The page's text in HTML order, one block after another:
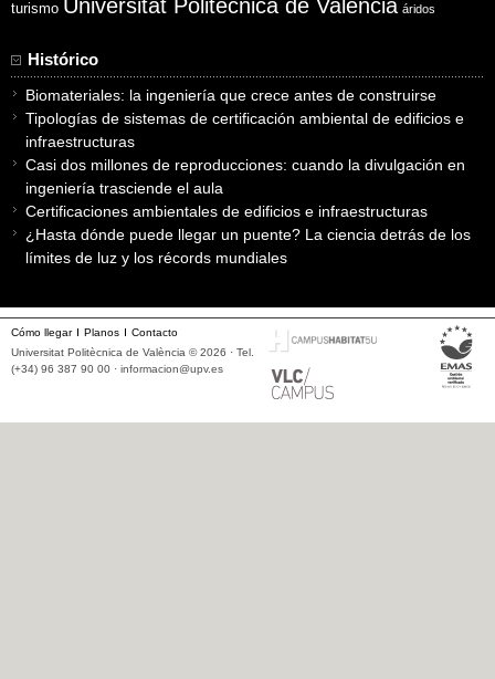
turismo Universitat Politècnica de València áridos
Histórico
Biomateriales: la ingeniería que crece antes de construirse
Tipologías de sistemas de certificación ambiental de edificios e
infraestructuras
Casi dos millones de reproducciones: cuando la divulgación en
ingeniería trasciende el aula
Certificaciones ambientales de edificios e infraestructuras
¿Hasta dónde puede llegar un puente? La ciencia detrás de los
límites de luz y los récords mundiales
Cómo llegar Planos
Contacto
Universitat Politècnica de València © 2026 · Tel.
(+34) 96 387 90 00 · informacion@upv.es